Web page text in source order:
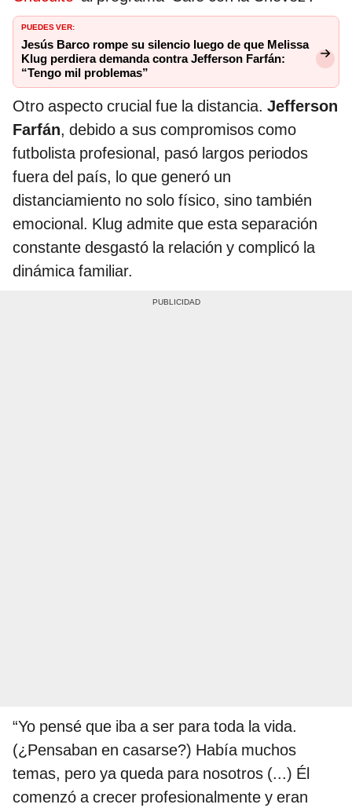
PUEDES VER:
Jesús Barco rompe su silencio luego de que Melissa
Klug perdiera demanda contra Jefferson Farfán:
“Tengo mil problemas”
Otro aspecto crucial fue la distancia. Jefferson
Farfán, debido a sus compromisos como
futbolista profesional, pasó largos periodos
fuera del país, lo que generó un
distanciamiento no solo físico, sino también
emocional. Klug admite que esta separación
constante desgastó la relación y complicó la
dinámica familiar.
“Yo pensé que iba a ser para toda la vida.
(¿Pensaban en casarse?) Había muchos
temas, pero ya queda para nosotros (...) Él
comenzó a crecer profesionalmente y eran